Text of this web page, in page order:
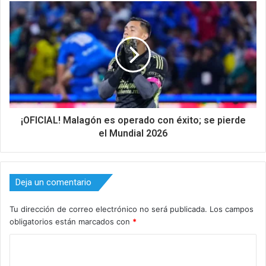
¡OFICIAL! Malagón es operado con éxito; se pierde
el Mundial 2026
Deja un comentario
Tu dirección de correo electrónico no será publicada. Los campos
obligatorios están marcados con *